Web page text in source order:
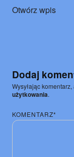
Otwórz wpiso
Dodaj
Wysyłając
użytkowania.
KOMENTARZ*